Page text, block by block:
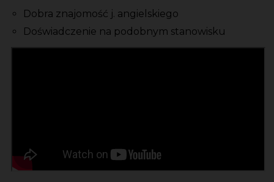
Dobra znajomość j. angielskiego
Doświadczenie na podobnym stanowisku